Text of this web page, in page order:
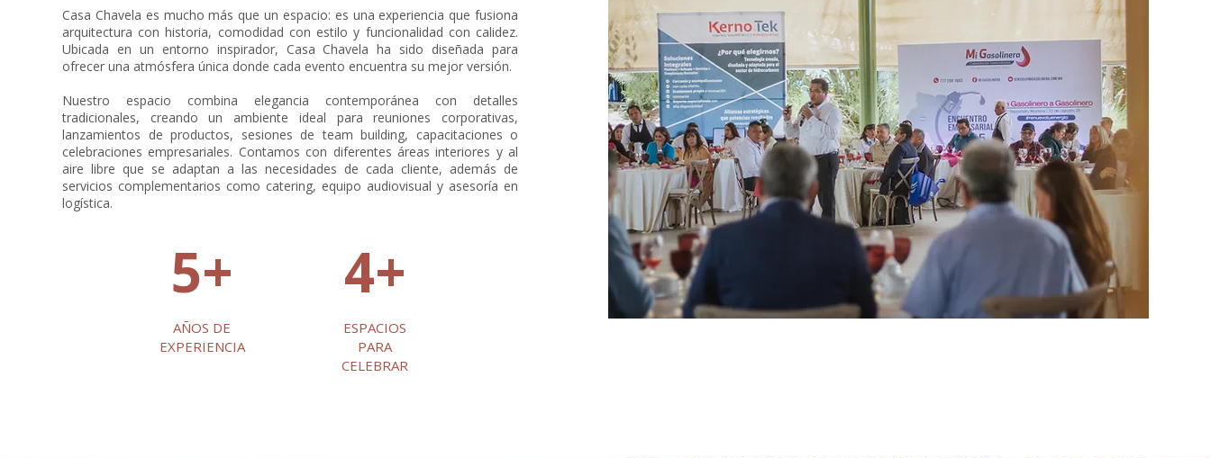
Casa Chavela es mucho más que un espacio: es una experiencia que fusiona
arquitectura con historia, comodidad con estilo y funcionalidad con calidez.
Ubicada en un entorno inspirador, Casa Chavela ha sido diseñada para
ofrecer una atmósfera única donde cada evento encuentra su mejor versión.
Nuestro espacio combina elegancia contemporánea con detalles
tradicionales, creando un ambiente ideal para reuniones corporativas,
lanzamientos de productos, sesiones de team building, capacitaciones o
celebraciones empresariales. Contamos con diferentes áreas interiores y al
aire libre que se adaptan a las necesidades de cada cliente, además de
servicios complementarios como catering, equipo audiovisual y asesoría en
logística.
5+
AÑOS DE
EXPERIENCIA
4+
ESPACIOS
PARA
CELEBRAR